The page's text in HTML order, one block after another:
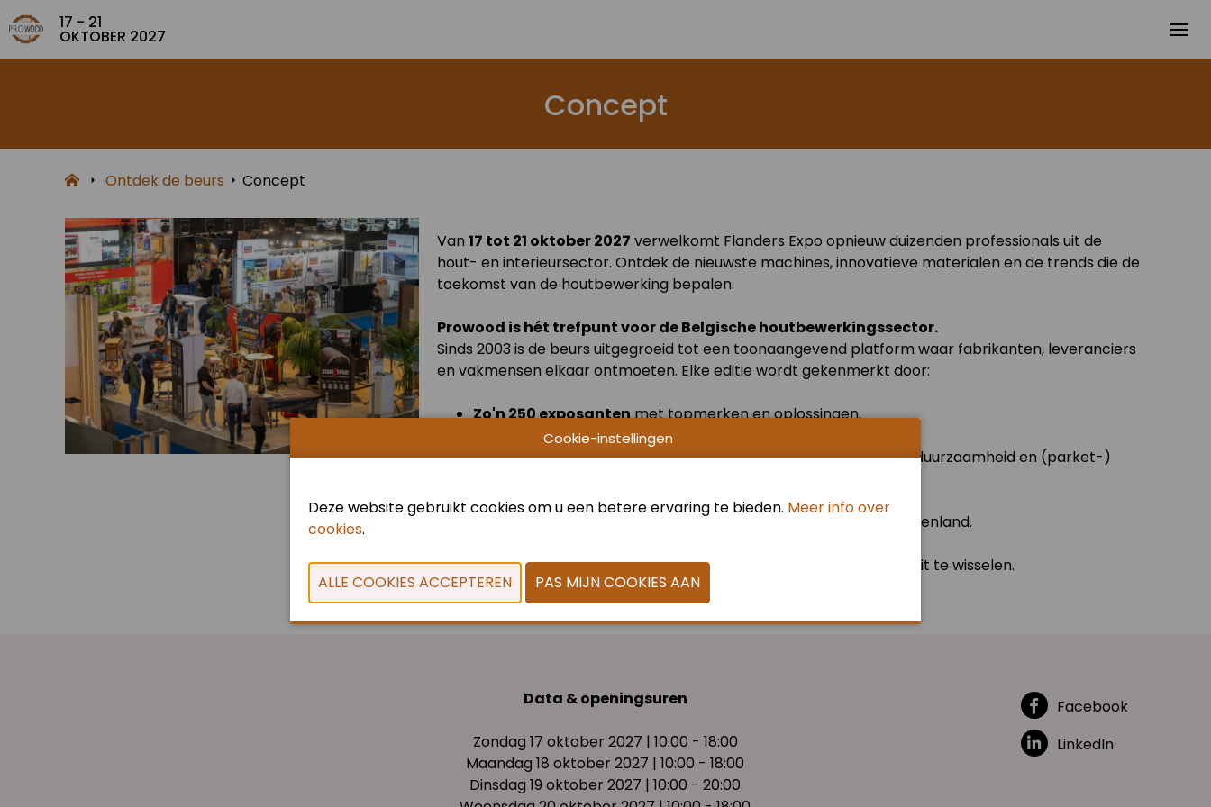
17 - 21
OKTOBER 2027
Concept
Ontdek de beurs Concept
Van17 tot 21 oktober 2027 verwelkomt Flanders Expo opnieuw duizenden professionals uit de
hout- en interieursector. Ontdek de nieuwste machines, innovatieve materialen en de trends die de
toekomst van de houtbewerking bepalen.
Prowood is hét trefpunt voor de Belgische houtbewerkingssector.
Sinds 2003 is de beurs uitgegroeid tot een toonaangevend platform waar fabrikanten, leveranciers
en vakmensen elkaar ontmoeten. Elke editie wordt gekenmerkt door:
Zo'n 250 exposantenmet topmerken en oplossingen.
Innovatiezones & demo’srond automatistatie, digitalisering, duurzaamheid en (parket-)
, met bezoekers uit binnen- en buitenland.
Netwerk- en kennisprogramma’s om ideeën en ervaringen uit te wisselen.
Data & openingsuren
Zondag 17 oktober 2027 | 10:00 - 18:00
Maandag 18 oktober 2027 | 10:00 - 18:00
Dinsdag 19 oktober 2027 | 10:00 - 20:00
Facebook
LinkedIn
Cookie-instellingen
Deze website gebruikt cookies om u een betere ervaring te bieden. Meer info over
cookies.